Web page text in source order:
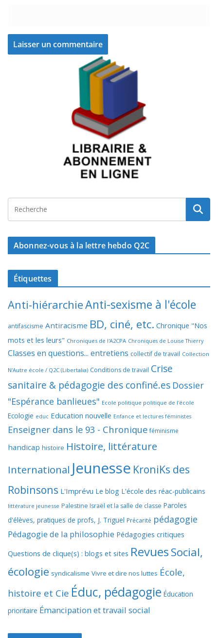
Abonnez-vous à la lettre hebdo Q2C
Étiquettes
Anti-hiérarchieAnti-sexisme à l'école
antifascisme Antiracisme BD, ciné, etc. Chronique "Nos
mots et les leurs" Chroniques de l'A2CPA Chroniques de Louise Thierry
Classes en questions... entretiens collectif de travail Collection
N'Autre école / Q2C (Libertalia) Conditions de travail Crise
sanitaire & pédagogie des confiné.es Dossier
"Espérance banlieues" Ecole politique politique de l'école
Ecologie educ Education nouvelle Enfance et lectures féministes
Enseigner dans le 93 - Chronique féminisme
handicap histoire Histoire, littérature
International Jeunesse KroniKs des
Robinsons L'Imprévu Le blog L'école des réac-publicains
littérature jeunesse Palestine Israël et la salle de classe Paroles
d'élèves, pratiques de profs, J. Triguel Précarité pédagogie
Pédagogie de la philosophie Pédagogies critiques
Questions de clique(s) : blogs et sites RevuesSocial,
écologie syndicalisme Vivre et dire nos luttes École,
histoire et Cie Éduc, pédagogie Éducation
prioritaire Émancipation et travail social